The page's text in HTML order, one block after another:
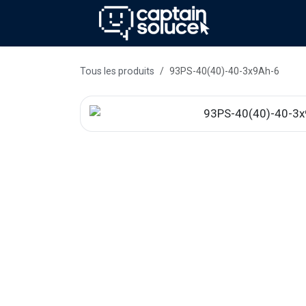
Se rendre au contenu
Tous les produits 93PS-40(40)-40-3x9Ah-6